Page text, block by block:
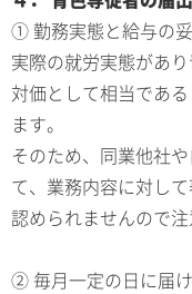
① 勤務実態と給与の
実際の就労実態があ
対価として相当であ
ます。
そのため、同業他社
て、業務内容に対し
認められませんので注
② 毎月一定の日に届